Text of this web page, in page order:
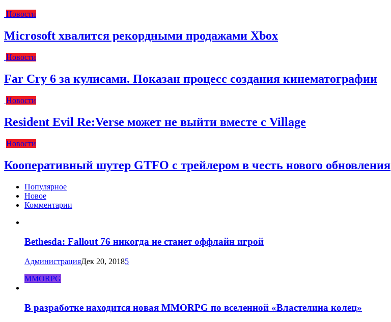
Новости
Microsoft хвалится рекордными продажами Xbox
Новости
Far Cry 6 за кулисами. Показан процесс создания кинематографии
Новости
Resident Evil Re:Verse может не выйти вместе с Village
Новости
Кооперативный шутер GTFO с трейлером в честь нового обновления
Популярное
Новое
Комментарии
Bethesda: Fallout 76 никогда не станет оффлайн игрой
АдминистрацияДек 20, 20185
MMORPG
В разработке находится новая MMORPG по вселенной «Властелина колец»